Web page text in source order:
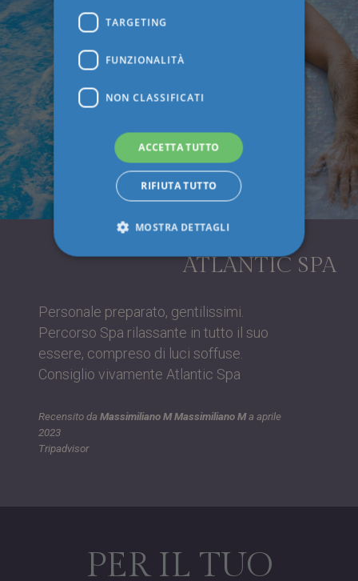
ATLANTIC SPA
Personale preparato, gentilissimi.
Percorso Spa rilassante in tutto il suo
essere, compreso di luci soffuse.
Consiglio vivamente Atlantic Spa
Recensito daMassimiliano M Massimiliano Maaprile
2023
Tripadvisor
PER IL TUO
TARGETING
FUNZIONALITÀ
NON CLASSIFICATI
ACCETTA TUTTO
RIFIUTA TUTTO
MOSTRA DETTAGLI
Targeting
Funzionalità
Non classificati
I cookie strettamente necessari consentono le
funzionalità principali del sito web come
senza i cookie strettamente necessari.